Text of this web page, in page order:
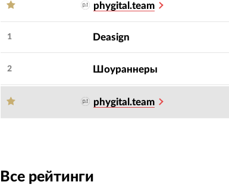
phygital.team
1 Deasign
2 Шоураннеры
phygital.team
Все рейтинги